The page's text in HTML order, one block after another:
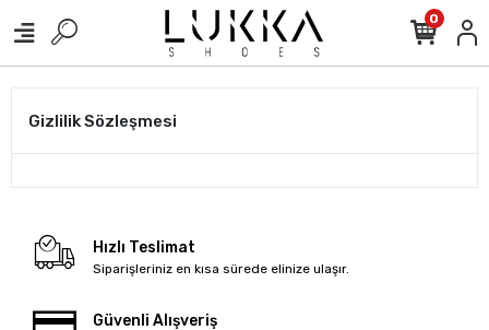
0
Gizlilik Sözleşmesi
Hızlı Teslimat
Siparişleriniz en kısa sürede elinize ulaşır.
Güvenli Alışveriş